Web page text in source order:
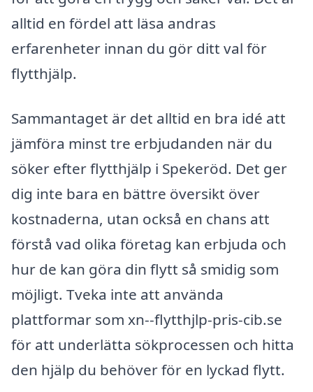
alltid en fördel att läsa andras
erfarenheter innan du gör ditt val för
flytthjälp.
Sammantaget är det alltid en bra idé att
jämföra minst tre erbjudanden när du
söker efter flytthjälp i Spekeröd. Det ger
dig inte bara en bättre översikt över
kostnaderna, utan också en chans att
förstå vad olika företag kan erbjuda och
hur de kan göra din flytt så smidig som
möjligt. Tveka inte att använda
plattformar som xn--flytthjlp-pris-cib.se
för att underlätta sökprocessen och hitta
den hjälp du behöver för en lyckad flytt.